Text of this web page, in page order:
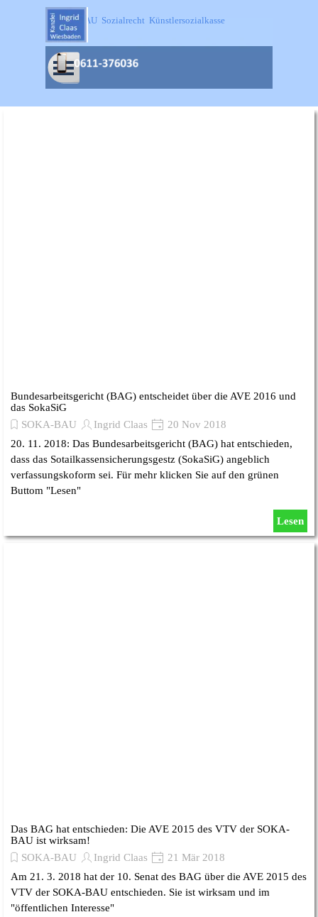
Direkt zum Seiteninhalt
SOKA-BAU  Sozialrecht  Künstlersozialkasse
Menü überspringen
Bundesarbeitsgericht (BAG) entscheidet über die AVE 2016 und
das SokaSiG
SOKA-BAU
Ingrid Claas
20 Nov 2018
20. 11. 2018: Das Bundesarbeitsgericht (BAG) hat entschieden,
dass das Sotailkassensicherungsgestz (SokaSiG) angeblich
verfassungskoform sei. Für mehr klicken Sie auf den grünen
Buttom "Lesen"
Lesen
Das BAG hat entschieden: Die AVE 2015 des VTV der SOKA-
BAU ist wirksam!
SOKA-BAU
Ingrid Claas
21 Mär 2018
Am 21. 3. 2018 hat der 10. Senat des BAG über die AVE 2015 des
VTV der SOKA-BAU entschieden. Sie ist wirksam und im
"öffentlichen Interesse"